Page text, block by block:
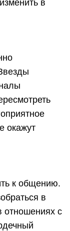
в
окажут
к общению.
в
отношениях с